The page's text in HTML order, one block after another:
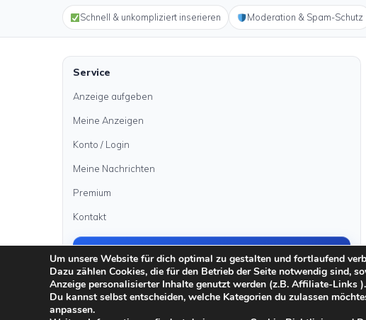
Schnell & unkompliziert inserieren Moderation & Spam-Schutz
Service
Anzeige aufgeben
Meine Anzeigen
Konto / Login
Meine Nachrichten
Premium
Kontakt
Impressum
Um unsere Website für dich optimal zu gestalten und fortlaufend
Dazu zählen Cookies, die für den Betrieb der Seite notwendig sind,
Anzeige personalisierter Inhalte genutzt werden (z.B. Affiliate-Links ).
Du kannst selbst entscheiden, welche Kategorien du zulassen
anpassen.